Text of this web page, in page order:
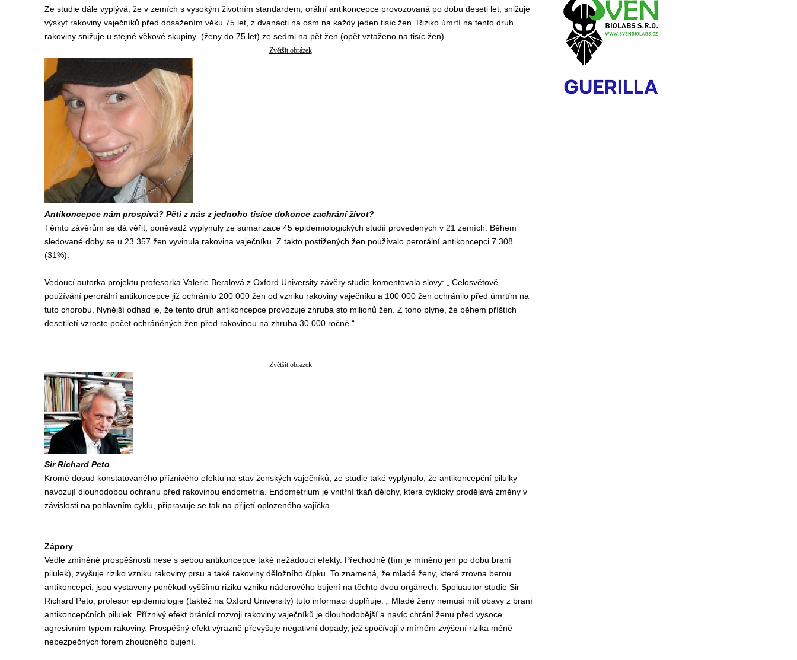
Ze studie dále vyplývá, že v zemích s vysokým životním standardem, orální antikoncepce provozovaná po dobu deseti let, snižuje
výskyt rakoviny vaječníků před dosažením věku 75 let, z dvanácti na osm na každý jeden tisíc žen. Riziko úmrtí na tento druh
rakoviny snižuje u stejné věkové skupiny (ženy do 75 let) ze sedmi na pět žen (opět vztaženo na tisíc žen).
Zvětšit obrázek
Antikoncepce nám prospívá? Pěti z nás z jednoho tisíce dokonce zachrání život?
Těmto závěrům se dá věřit, poněvadž vyplynuly ze sumarizace 45 epidemiologických studií provedených v 21 zemích. Během
sledované doby se u 23 357 žen vyvinula rakovina vaječníku. Z takto postižených žen používalo perorální antikoncepci 7 308
(31%).
Vedoucí autorka projektu profesorka Valerie Beralová z Oxford University závěry studie komentovala slovy: „ Celosvětově
používání perorální antikoncepce již ochránilo 200 000 žen od vzniku rakoviny vaječníku a 100 000 žen ochránilo před úmrtím na
tuto chorobu. Nynější odhad je, že tento druh antikoncepce provozuje zhruba sto milionů žen. Z toho plyne, že během příštích
desetiletí vzroste počet ochráněných žen před rakovinou na zhruba 30 000 ročně.“
Zvětšit obrázek
Sir Richard Peto
Kromě dosud konstatovaného příznivého efektu na stav ženských vaječníků, ze studie také vyplynulo, že antikoncepční pilulky
navozují dlouhodobou ochranu před rakovinou endometria. Endometrium je vnitřní tkáň dělohy, která cyklicky prodělává změny v
závislosti na pohlavním cyklu, připravuje se tak na přijetí oplozeného vajíčka.
Zápory
Vedle zmíněné prospěšnosti nese s sebou antikoncepce také nežádoucí efekty. Přechodně (tím je míněno jen po dobu braní
pilulek), zvyšuje riziko vzniku rakoviny prsu a také rakoviny děložního čípku. To znamená, že mladé ženy, které zrovna berou
antikoncepci, jsou vystaveny poněkud vyššímu riziku vzniku nádorového bujení na těchto dvou orgánech. Spoluautor studie Sir
Richard Peto, profesor epidemiologie (taktéž na Oxford University) tuto informaci doplňuje: „ Mladé ženy nemusí mít obavy z braní
antikoncepčních pilulek. Příznivý efekt bránící rozvoji rakoviny vaječníků je dlouhodobější a navíc chrání ženu před vysoce
agresivním typem rakoviny. Prospěšný efekt výrazně převyšuje negativní dopady, jež spočívají v mírném zvýšení rizika méně
nebezpečných forem zhoubného bujení.